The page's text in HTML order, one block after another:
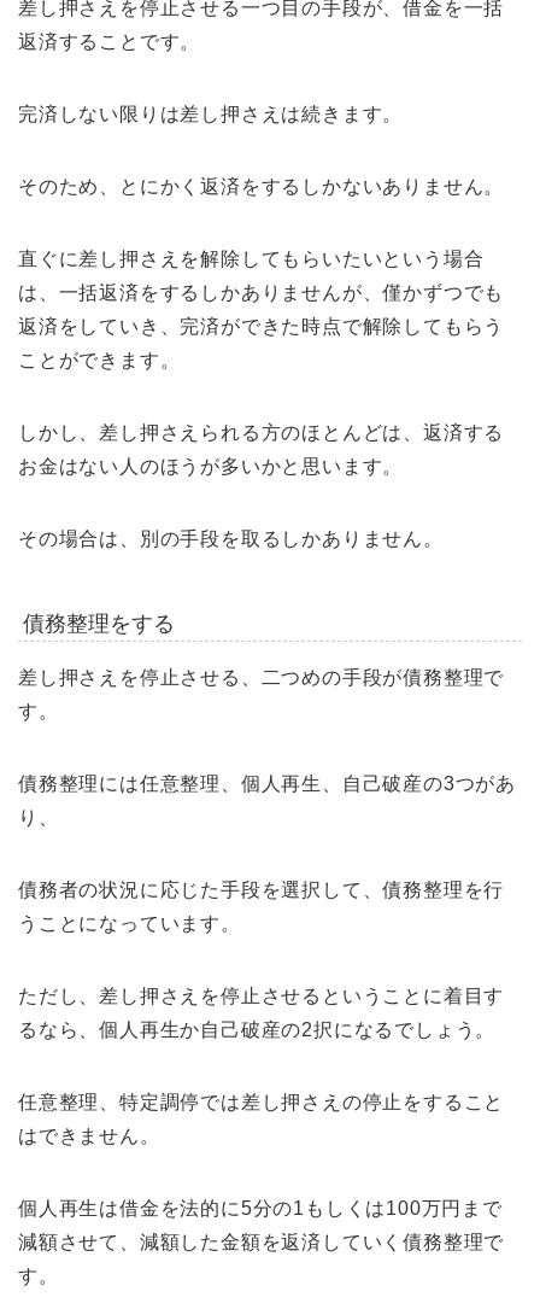
差し押さえを停止させる一つ目の手段が、借金を一括
返済することです。
完済しない限りは差し押さえは続きます。
そのため、とにかく返済をするしかないありません。
直ぐに差し押さえを解除してもらいたいという場合
は、一括返済をするしかありませんが、僅かずつでも
返済をしていき、完済ができた時点で解除してもらう
ことができます。
しかし、差し押さえられる方のほとんどは、返済する
お金はない人のほうが多いかと思います。
その場合は、別の手段を取るしかありません。
債務整理をする
差し押さえを停止させる、二つめの手段が債務整理で
す。
債務整理には任意整理、個人再生、自己破産の3つがあ
り、
債務者の状況に応じた手段を選択して、債務整理を行
うことになっています。
ただし、差し押さえを停止させるということに着目す
るなら、個人再生か自己破産の2択になるでしょう。
任意整理、特定調停では差し押さえの停止をすること
はできません。
個人再生は借金を法的に5分の1もしくは100万円まで
減額させて、減額した金額を返済していく債務整理で
す。